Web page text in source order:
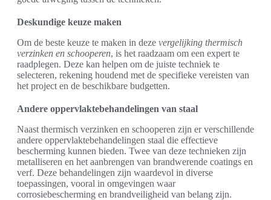
Deskundige keuze maken
Om de beste keuze te maken in deze vergelijking thermisch
verzinken en schooperen, is het raadzaam om een expert te
raadplegen. Deze kan helpen om de juiste techniek te
selecteren, rekening houdend met de specifieke vereisten van
het project en de beschikbare budgetten.
Andere oppervlaktebehandelingen van staal
Naast thermisch verzinken en schooperen zijn er verschillende
andere oppervlaktebehandelingen staal die effectieve
bescherming kunnen bieden. Twee van deze technieken zijn
metalliseren en het aanbrengen van brandwerende coatings en
verf. Deze behandelingen zijn waardevol in diverse
toepassingen, vooral in omgevingen waar
corrosiebescherming en brandveiligheid van belang zijn.